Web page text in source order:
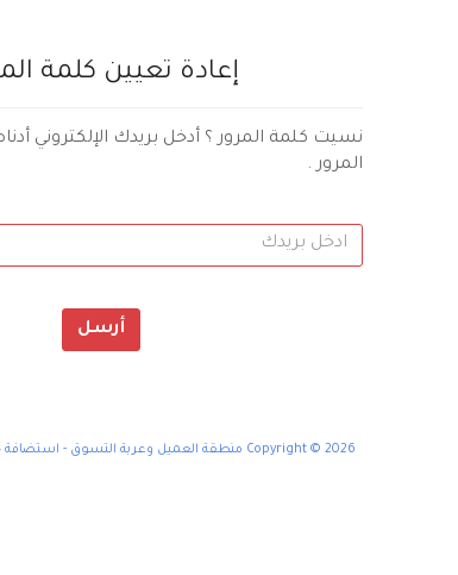
إعادة تعيين كلمة
نسيت كلمة المرور ؟ أدخل بريدك الإلكتروني
المرور .
أرسل
Copyright © 2026 منطقة العميل وعربة التسوق - استضافة حياة. All Rights Reserved.